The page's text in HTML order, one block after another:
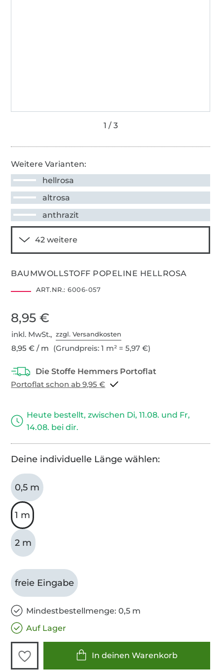
Weitere Varianten:
hellrosa
altrosa
anthrazit
BAUMWOLLSTOFF POPELINE HELLROSA
ART.NR.: 6006-057
8,95 €
inkl. MwSt.,zzgl. Versandkosten
8,95 € / m (Grundpreis: 1 m² = 5,97 €)
Portoflat schon ab 9,95 €
Heute bestellt, zwischen Di, 11.08. und Fr,
14.08. bei dir.
Deine individuelle Länge wählen:
0,5 m
1 m
2 m
freie Eingabe
Mindestbestellmenge: 0,5 m
Auf Lager
In deinen Warenkorb